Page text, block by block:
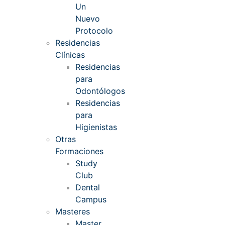
Un
Nuevo
Protocolo
Residencias
Clínicas
Residencias
para
Odontólogos
Residencias
para
Higienistas
Otras
Formaciones
Study
Club
Dental
Campus
Masteres